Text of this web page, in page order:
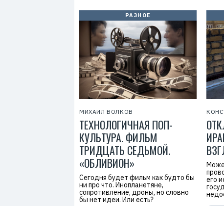
РАЗНОЕ
МИХАИЛ ВОЛКОВ
ТЕХНОЛОГИЧНАЯ ПОП-
КУЛЬТУРА. ФИЛЬМ
ТРИДЦАТЬ СЕДЬМОЙ.
«ОБЛИВИОН»
Сегодня будет фильм как будто бы
ни про что. Инопланетяне,
сопротивление, дроны, но словно
бы нет идеи. Или есть?
его